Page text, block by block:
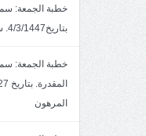
بتاريخ4/3/1447. سماحة الشيخ مصطفى المرهون
المرهون